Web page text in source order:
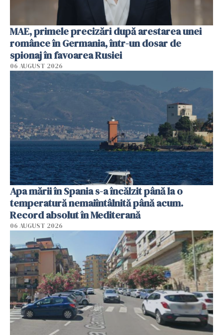
MAE, primele precizări după arestarea unei
românce în Germania, într-un dosar de
spionaj în favoarea Rusiei
06 AUGUST 2026
Apa mării în Spania s-a încălzit până la o
temperatură nemaiîntâlnită până acum.
Record absolut în Mediterană
06 AUGUST 2026